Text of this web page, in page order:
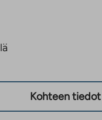
Kohteen tiedot